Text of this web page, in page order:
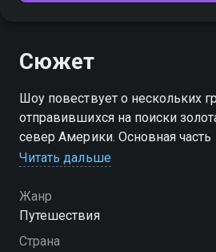
Сюжет
Шоу повествует о нескольких
отправившихся на поиски
север Америки. Основная
процессу добычи россыпи
участниками
Читать дальше
Жанр
Путешествия
Страна